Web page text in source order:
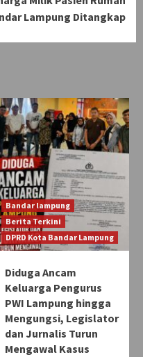
Lampung Ditangkap
Bandar lampung
Berita Terkini
DPRD Kota Bandar Lampung
Diduga Ancam
Keluarga Pengurus
PWI Lampung hingga
Mengungsi, Legislator
dan Jurnalis Turun
Mengawal Kasus